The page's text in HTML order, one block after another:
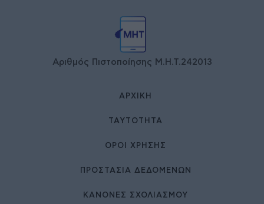
Αριθμός Πιστοποίησης Μ.Η.Τ.242013
ΑΡΧΙΚΉ
ΤΑΥΤΌΤΗΤΑ
ΌΡΟΙ ΧΡΉΣΗΣ
ΠΡΟΣΤΑΣΙΑ ΔΕΔΟΜΕΝΩΝ
ΚΑΝΟΝΕΣ ΣΧΟΛΙΑΣΜΟΥ